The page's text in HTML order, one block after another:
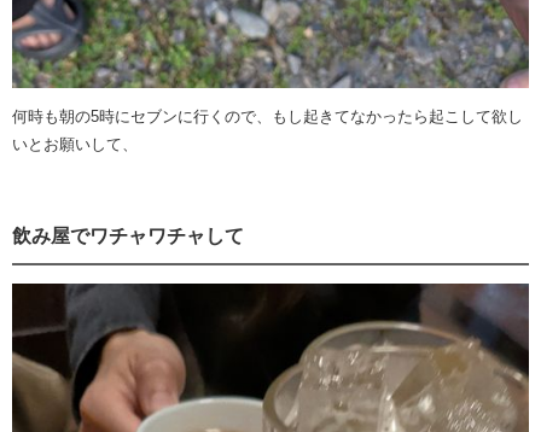
何時も朝の5時にセブンに行くので、もし起きてなかったら起こして欲し
いとお願いして、
飲み屋でワチャワチャして